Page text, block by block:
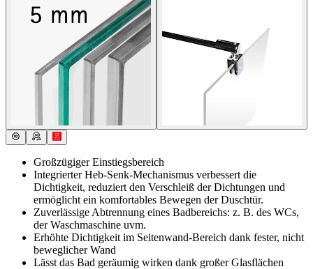
Großzügiger Einstiegsbereich
Integrierter Heb-Senk-Mechanismus verbessert die
Dichtigkeit, reduziert den Verschleiß der Dichtungen und
ermöglicht ein komfortables Bewegen der Duschtür.
Zuverlässige Abtrennung eines Badbereichs: z. B. des WCs,
der Waschmaschine uvm.
Erhöhte Dichtigkeit im Seitenwand-Bereich dank fester, nicht
beweglicher Wand
Lässt das Bad geräumig wirken dank großer Glasflächen